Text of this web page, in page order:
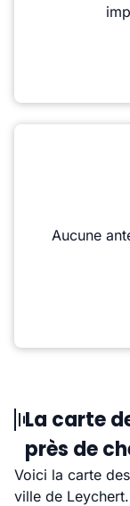
Aucune
La carte
près de
Voici la carte
ville de